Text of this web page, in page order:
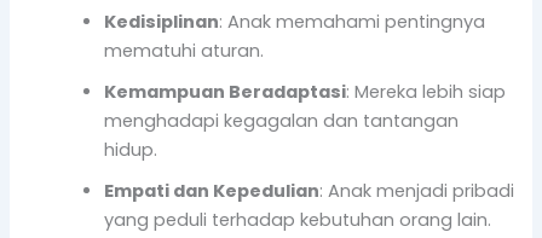
Kedisiplinan: Anak memahami pentingnya
mematuhi aturan.
Kemampuan Beradaptasi: Mereka lebih siap
menghadapi kegagalan dan tantangan
hidup.
Empati dan Kepedulian: Anak menjadi pribadi
yang peduli terhadap kebutuhan orang lain.